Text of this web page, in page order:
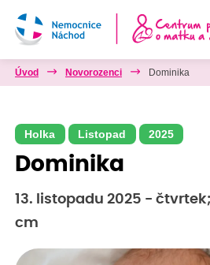
Úvod Novorozenci Dominika
Holka Listopad 2025
Dominika
13. listopadu 2025 -
cm